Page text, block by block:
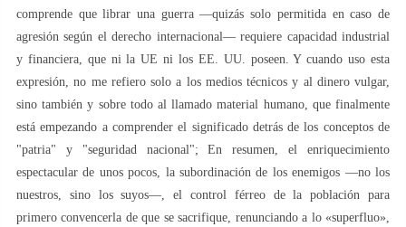
comprende que librar una guerra —quizás solo permitida en caso de
agresión según el derecho internacional— requiere capacidad industrial
y financiera, que ni la UE ni los EE. UU. poseen. Y cuando uso esta
expresión, no me refiero solo a los medios técnicos y al dinero vulgar,
sino también y sobre todo al llamado material humano, que finalmente
está empezando a comprender el significado detrás de los conceptos de
"patria" y "seguridad nacional"; En resumen, el enriquecimiento
espectacular de unos pocos, la subordinación de los enemigos —no los
nuestros, sino los suyos—, el control férreo de la población para
primero convencerla de que se sacrifique, renunciando a lo «superfluo»,